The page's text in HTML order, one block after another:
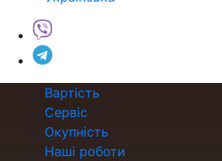
Вартість
Сервіс
Окупність
Наші роботи